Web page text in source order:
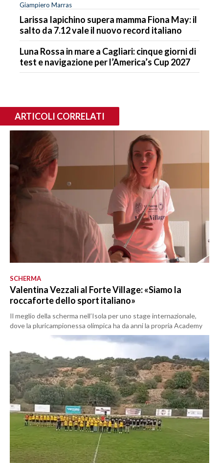
Giampiero Marras
Larissa Iapichino supera mamma Fiona May: il
salto da 7.12 vale il nuovo record italiano
Luna Rossa in mare a Cagliari: cinque giorni di
test e navigazione per l’America’s Cup 2027
ARTICOLI CORRELATI
SCHERMA
Valentina Vezzali al Forte Village: «Siamo la
roccaforte dello sport italiano»
Il meglio della scherma nell’Isola per uno stage internazionale,
dove la pluricampionessa olimpica ha da anni la propria Academy